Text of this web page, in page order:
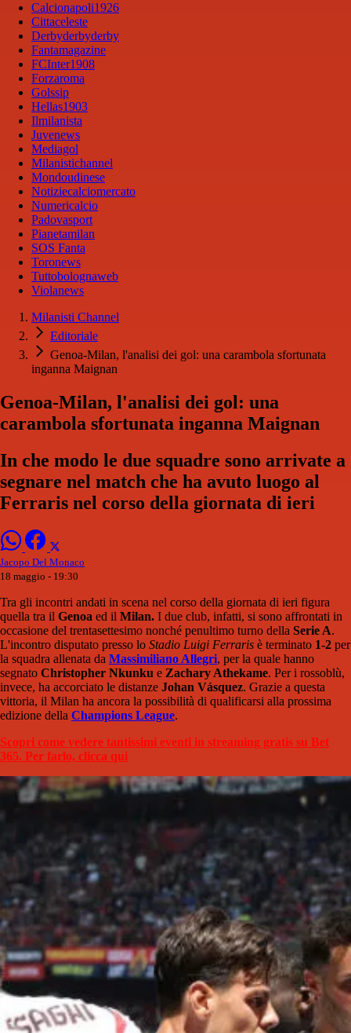
Calcionapoli1926
Cittaceleste
Derbyderbyderby
Fantamagazine
FCInter1908
Forzaroma
Golssip
Hellas1903
Ilmilanista
Juvenews
Mediagol
Milanistichannel
Mondoudinese
Notiziecalciomercato
Numericalcio
Padovasport
Pianetamilan
SOS Fanta
Toronews
Tuttobolognaweb
Violanews
Milanisti Channel
Editoriale
Genoa-Milan, l'analisi dei gol: una carambola sfortunata
inganna Maignan
Genoa-Milan, l'analisi dei gol: una
carambola sfortunata inganna Maignan
In che modo le due squadre sono arrivate a
segnare nel match che ha avuto luogo al
Ferraris nel corso della giornata di ieri
Jacopo Del Monaco
18 maggio - 19:30
Tra gli incontri andati in scena nel corso della giornata di ieri figura
quella tra il Genoa ed il Milan. I due club, infatti, si sono affrontati in
occasione del trentasettesimo nonché penultimo turno della Serie A.
L'incontro disputato presso lo Stadio Luigi Ferraris è terminato 1-2 per
la squadra allenata da Massimiliano Allegri, per la quale hanno
segnato Christopher Nkunku e Zachary Athekame. Per i rossoblù,
invece, ha accorciato le distanze Johan Vásquez. Grazie a questa
vittoria, il Milan ha ancora la possibilità di qualificarsi alla prossima
edizione della Champions League.
Scopri come vedere tantissimi eventi in streaming gratis su Bet
365. Per farlo, clicca qui